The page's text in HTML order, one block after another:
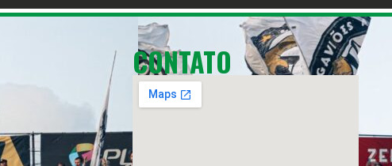
CONTATO